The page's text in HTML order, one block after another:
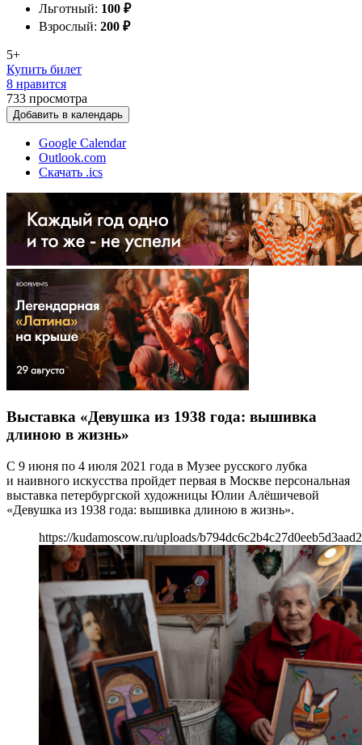
Льготный: 100 ₽
Взрослый: 200 ₽
5+
Купить билет
8 нравится
733 просмотра
Добавить в календарь
Google Calendar
Outlook.com
Скачать .ics
Выставка «Девушка из 1938 года: вышивка
длиною в жизнь»
C 9 июня по 4 июля 2021 года в Музее русского лубка
и наивного искусства пройдет первая в Москве персональная
выставка петербургской художницы Юлии Алёшичевой
«Девушка из 1938 года: вышивка длиною в жизнь».
https://kudamoscow.ru/uploads/